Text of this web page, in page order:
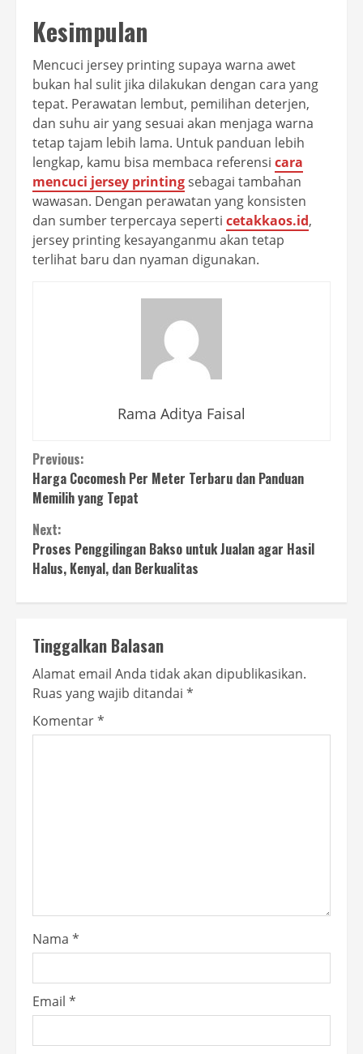
Kesimpulan
Mencuci jersey printing supaya warna awet
bukan hal sulit jika dilakukan dengan cara yang
tepat. Perawatan lembut, pemilihan deterjen,
dan suhu air yang sesuai akan menjaga warna
tetap tajam lebih lama. Untuk panduan lebih
lengkap, kamu bisa membaca referensi cara
mencuci jersey printingsebagai tambahan
wawasan. Dengan perawatan yang konsisten
dan sumber terpercaya seperti cetakkaos.id,
jersey printing kesayanganmu akan tetap
terlihat baru dan nyaman digunakan.
Rama Aditya Faisal
Continue
Reading
Previous:
Harga Cocomesh Per Meter Terbaru dan Panduan
Memilih yang Tepat
Next:
Proses Penggilingan Bakso untuk Jualan agar Hasil
Halus, Kenyal, dan Berkualitas
Tinggalkan Balasan
Alamat email Anda tidak akan dipublikasikan.
Ruas yang wajib ditandai *
Komentar*
Nama *
Email *